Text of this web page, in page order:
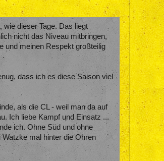
wie dieser Tage. Das liegt
nicht das Niveau mitbringen,
und meinen Respekt großteilig
dass ich es diese Saison viel
als die CL - weil man da auf
Ich liebe Kampf und Einsatz ...
ich. Ohne Süd und ohne
mal hinter die Ohren